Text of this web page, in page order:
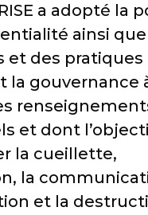
a adopté la
ainsi
et des pratiques
la gouvernance
et dont
la cueillette,
la
et la